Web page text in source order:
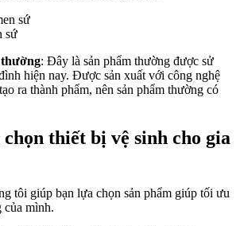
sứ
: Đây là sản phẩm thường được sử
hiện nay. Được sản xuất với công nghệ
ra thành phẩm, nên sản phẩm thường có
thiết bị vệ sinh cho gia
tôi giúp bạn lựa chọn sản phẩm giúp tối ưu
của mình.